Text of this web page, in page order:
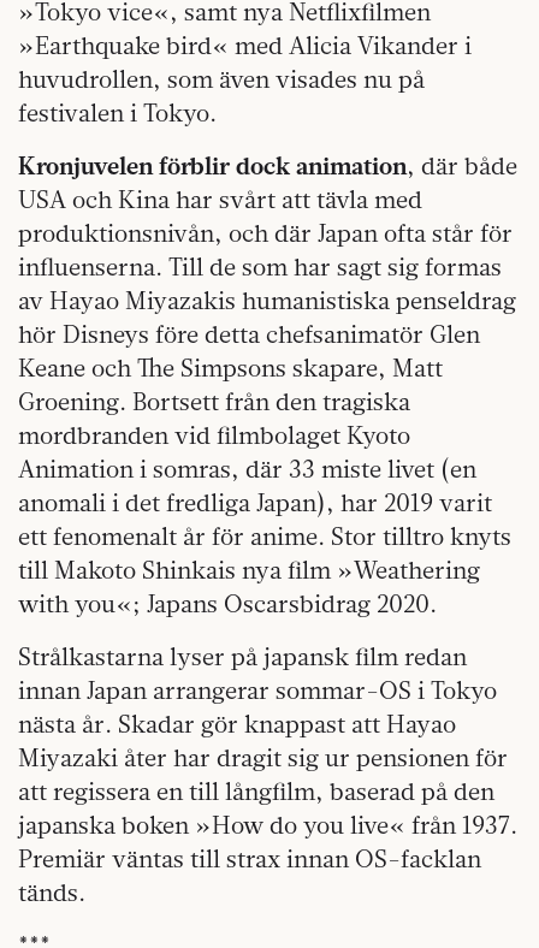
»Tokyo vice«, samt nya Netflixfilmen
»Earthquake bird« med Alicia Vikander i
huvudrollen, som även visades nu på
festivalen i Tokyo.
Kronjuvelen förblir dock animation, där både
USA och Kina har svårt att tävla med
produktionsnivån, och där Japan ofta står för
influenserna. Till de som har sagt sig formas
av Hayao Miyazakis humanistiska penseldrag
hör Disneys före detta chefsanimatör Glen
Keane och The Simpsons skapare, Matt
Groening. Bortsett från den tragiska
mordbranden vid filmbolaget Kyoto
Animation i somras, där 33 miste livet (en
anomali i det fredliga Japan), har 2019 varit
ett fenomenalt år för anime. Stor tilltro knyts
till Makoto Shinkais nya film »Weathering
with you«; Japans Oscarsbidrag 2020.
Strålkastarna lyser på japansk film redan
innan Japan arrangerar sommar-OS i Tokyo
nästa år. Skadar gör knappast att Hayao
Miyazaki åter har dragit sig ur pensionen för
att regissera en till långfilm, baserad på den
japanska boken »How do you live« från 1937.
Premiär väntas till strax innan OS-facklan
tänds.